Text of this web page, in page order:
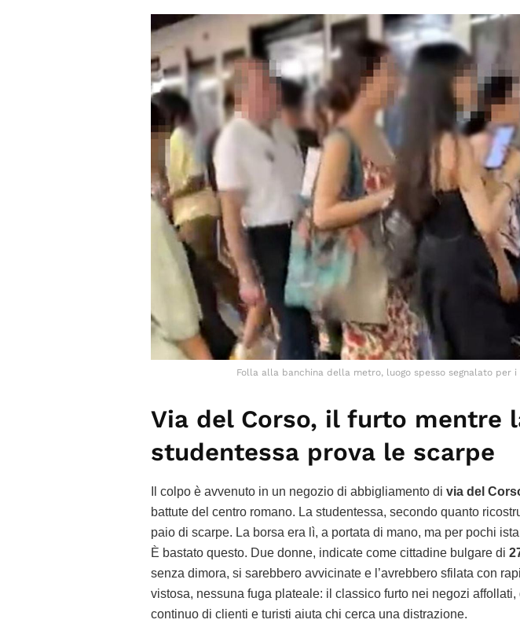
Folla alla banchina della metro, luogo spesso segnalato per
Via del Corso, il furto mentre
studentessa prova le scarpe
Il colpo è avvenuto in un negozio di abbigliamento di via del
battute del centro romano. La studentessa, secondo quanto
paio di scarpe. La borsa era lì, a portata di mano, ma per pochi
È bastato questo. Due donne, indicate come cittadine bulgare di
senza dimora, si sarebbero avvicinate e l’avrebbero sfilata con
vistosa, nessuna fuga plateale: il classico furto nei negozi
continuo di clienti e turisti aiuta chi cerca una distrazione.